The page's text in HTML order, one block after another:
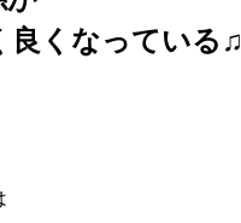
良くなっている♫